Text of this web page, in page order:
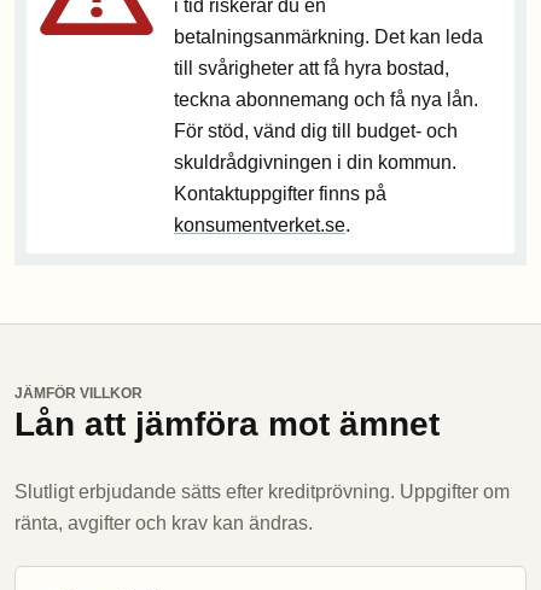
i tid riskerar du en
betalningsanmärkning. Det kan leda
till svårigheter att få hyra bostad,
teckna abonnemang och få nya lån.
För stöd, vänd dig till budget- och
skuldrådgivningen i din kommun.
Kontaktuppgifter finns på
konsumentverket.se.
JÄMFÖR VILLKOR
Lån att jämföra mot ämnet
Slutligt erbjudande sätts efter kreditprövning. Uppgifter om
ränta, avgifter och krav kan ändras.